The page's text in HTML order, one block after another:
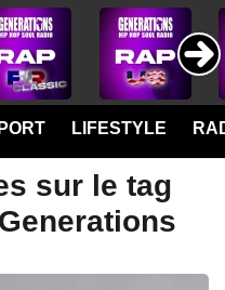
LIFESTYLE
sur le tag